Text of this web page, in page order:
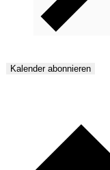
Kalender abonnieren